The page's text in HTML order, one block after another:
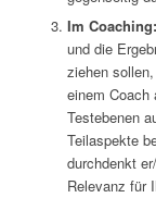
Im Coaching:
und die
ziehen
einem Coach
Testebenen
Teilaspekte
durchdenkt
Relevanz für